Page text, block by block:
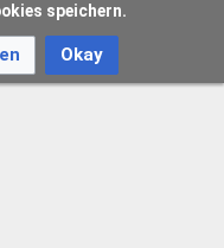
speichern.
Okay